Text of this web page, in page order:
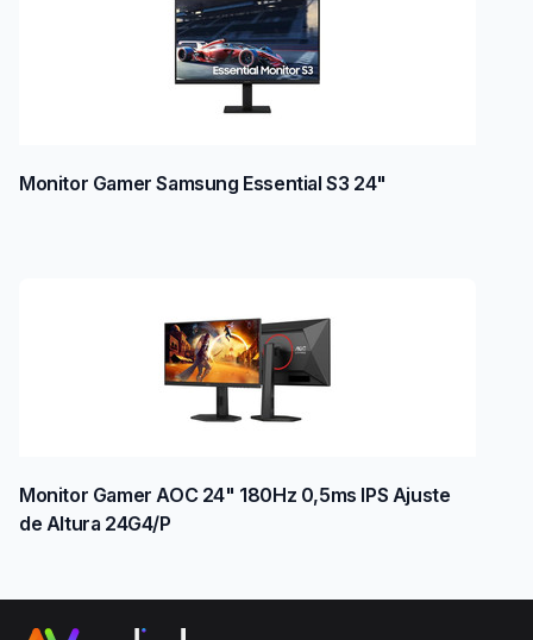
Monitor Gamer Samsung Essential S3 24"
Monitor Gamer AOC 24" 180Hz 0,5ms IPS Ajuste
de Altura 24G4/P